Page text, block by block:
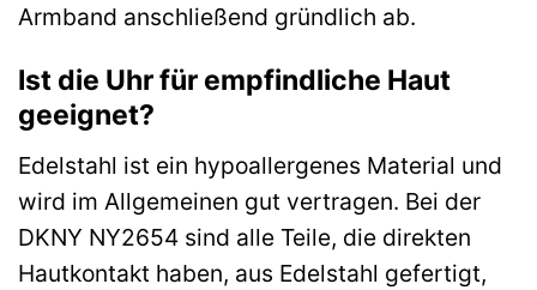
Armband anschließend gründlich ab.
Ist die Uhr für empfindliche Haut
geeignet?
Edelstahl ist ein hypoallergenes Material und
wird im Allgemeinen gut vertragen. Bei der
DKNY NY2654 sind alle Teile, die direkten
Hautkontakt haben, aus Edelstahl gefertigt,